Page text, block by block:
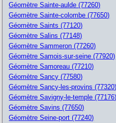
Géomètre Sainte-aulde (77260)
Géomètre Sainte-colombe (77650)
Géomètre Saints (77120)
Géomètre Salins (77148)
Géomètre Sammeron (77260)
Géomètre Samois-sur-seine (77920)
Géomètre Samoreau (77210)
Géomètre Sancy (77580)
Géomètre Sancy-les-provins (77320)
Géomètre Savigny-le-temple (77176)
Géomètre Savins (77650)
Géomètre Seine-port (77240)